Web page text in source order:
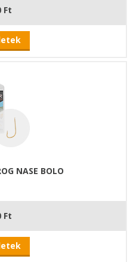
Ft
NASE BOLO
Ft